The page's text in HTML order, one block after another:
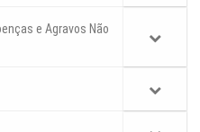
e Agravos Não